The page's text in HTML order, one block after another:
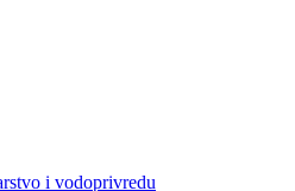
i vodoprivredu